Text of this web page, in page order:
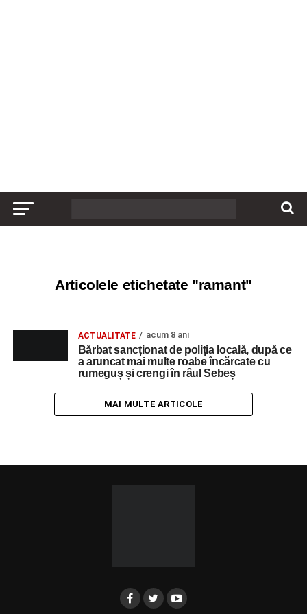
Articolele etichetate "ramant"
ACTUALITATE acum 8 ani
Bărbat sancționat de poliția locală, după ce
a aruncat mai multe roabe încărcate cu
rumeguș și crengi în râul Sebeș
MAI MULTE ARTICOLE